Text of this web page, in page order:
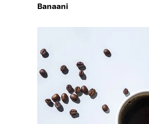
Banaani